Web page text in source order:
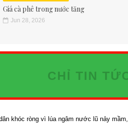
Giá cà phê trong nước tăng
Jun 28, 2026
CHỈ TIN
khóc ròng vì lúa ngâm nước lũ nảy